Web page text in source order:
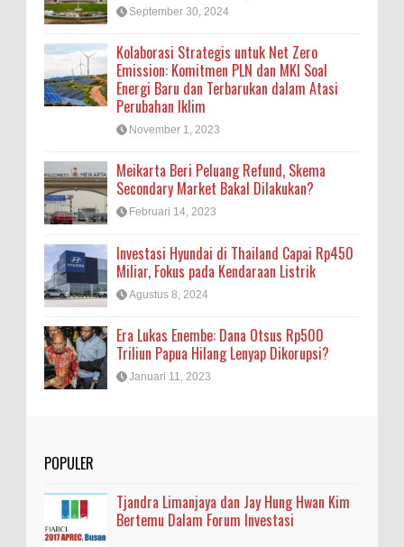
September 30, 2024
Kolaborasi Strategis untuk Net Zero
Emission: Komitmen PLN dan MKI Soal
Energi Baru dan Terbarukan dalam Atasi
Perubahan Iklim
November 1, 2023
Meikarta Beri Peluang Refund, Skema
Secondary Market Bakal Dilakukan?
Februari 14, 2023
Investasi Hyundai di Thailand Capai Rp450
Miliar, Fokus pada Kendaraan Listrik
Agustus 8, 2024
Era Lukas Enembe: Dana Otsus Rp500
Triliun Papua Hilang Lenyap Dikorupsi?
Januari 11, 2023
POPULER
Tjandra Limanjaya dan Jay Hung Hwan Kim
Bertemu Dalam Forum Investasi